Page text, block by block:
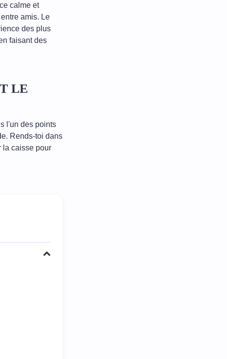
calme et
amis. Le
des plus
faisant des
LE
l'un des points
Rends-toi dans
la caisse pour